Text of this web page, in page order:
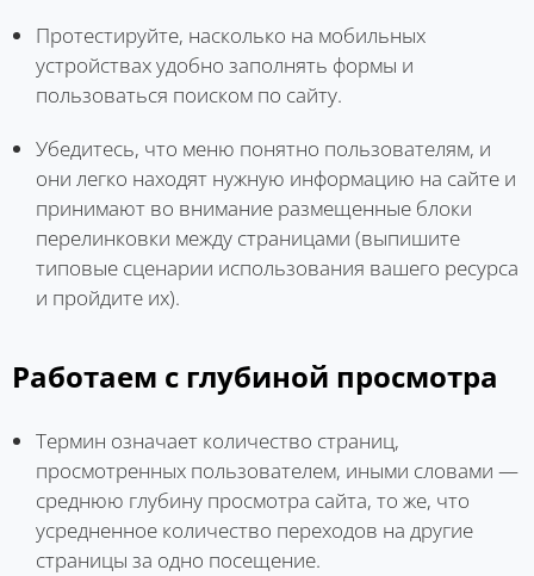
Протестируйте, насколько на мобильных
устройствах удобно заполнять формы и
пользоваться поиском по сайту.
Убедитесь, что меню понятно пользователям, и
они легко находят нужную информацию на сайте и
принимают во внимание размещенные блоки
перелинковки между страницами (выпишите
типовые сценарии использования вашего ресурса
и пройдите их).
Работаем с глубиной просмотра
Термин означает количество страниц,
просмотренных пользователем, иными словами —
среднюю глубину просмотра сайта, то же, что
усредненное количество переходов на другие
страницы за одно посещение.